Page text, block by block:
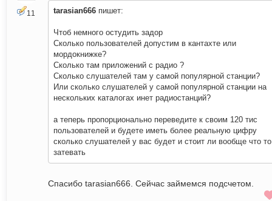
11 tarasian666 пишет:
Чтоб немного остудить задор
Сколько пользователей допустим в кантахте или
мордокнижке?
Сколько там приложений с радио ?
Сколько слушателей там у самой популярной станции?
Или сколько слушателей у самой популярной станции на
нескольких каталогах инет радиостанций?
а теперь пропорционально переведите к своим 120 тис
пользователей и будете иметь более реальную цифру
сколько слушателей у вас будет и стоит ли вообще что то
затевать
Спасибо tarasian666. Сейчас займемся подсчетом.